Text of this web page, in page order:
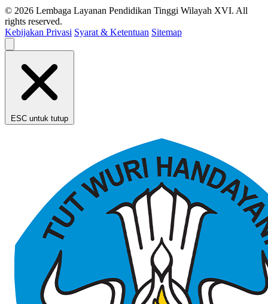
© 2026 Lembaga Layanan Pendidikan Tinggi Wilayah XVI. All
rights reserved.
Kebijakan Privasi Syarat & Ketentuan Sitemap
ESC untuk tutup